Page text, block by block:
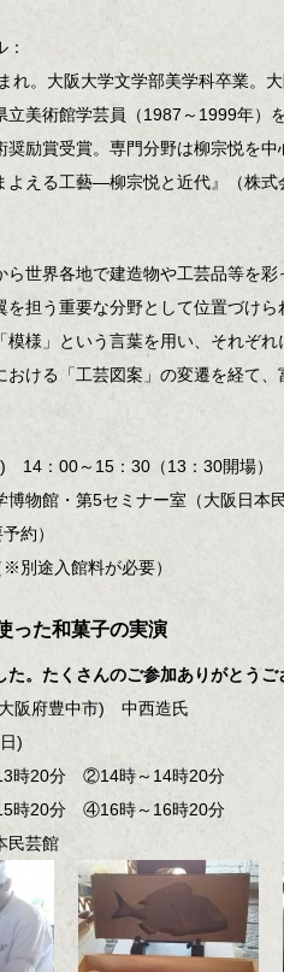
れ。大阪大学文学部美学科卒業。
立美術館学芸員（1987～1999年）
奨励賞受賞。専門分野は柳宗悦を中
よえる工藝―柳宗悦と近代』（株式
ら世界各地で建造物や工芸品等を
を担う重要な分野として位置づけ
模様」という言葉を用い、それぞ
おける「工芸図案」の変遷を経て
14：00～15：30（13：30開場）
博物館・第5セミナー室（大阪日本
約）
別途入館料が必要）
った和菓子の実演
た。たくさんのご参加ありがとうご
大阪府豊中市) 中西造氏
)
20分 ②14時～14時20分
20分 ④16時～16時20分
民芸館